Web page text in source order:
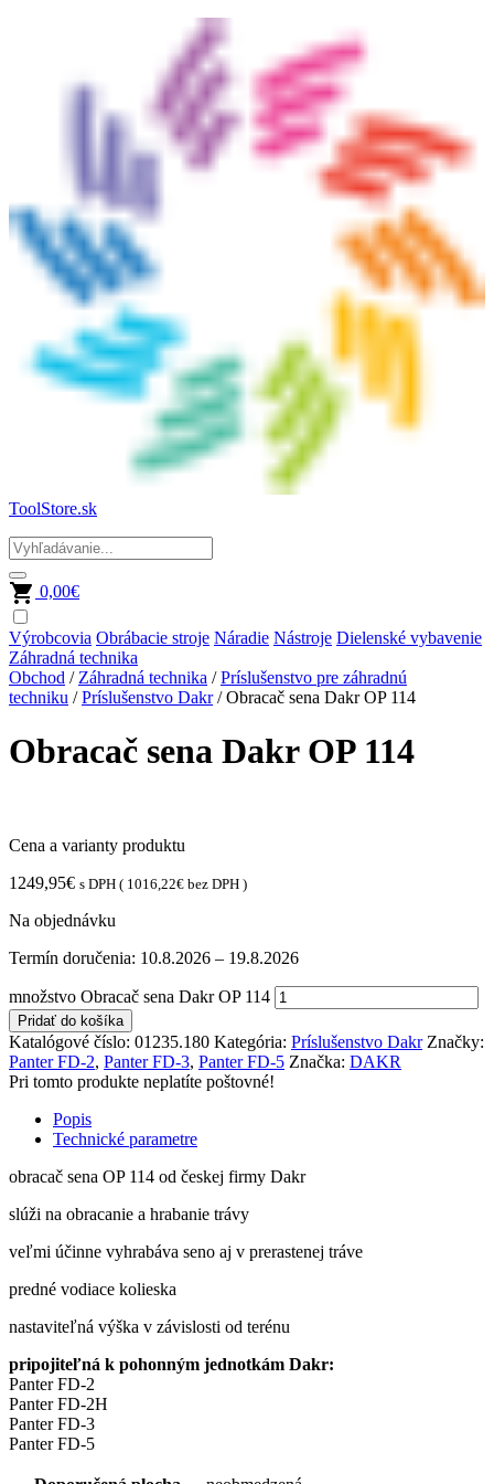
ToolStore.sk
0,00€
Výrobcovia Obrábacie stroje Náradie Nástroje Dielenské vybavenie
Záhradná technika
Obchod / Záhradná technika /Príslušenstvo pre záhradnú
techniku /Príslušenstvo Dakr/ Obracač sena Dakr OP 114
Obracač sena Dakr OP 114
Cena a varianty produktu
1249,95€ s DPH ( 1016,22€ bez DPH )
Na objednávku
Termín doručenia: 10.8.2026 – 19.8.2026
množstvo Obracač sena Dakr OP 114
Pridať do košíka
Katalógové číslo: 01235.180 Kategória: Príslušenstvo Dakr Značky:
Panter FD-2, Panter FD-3, Panter FD-5 Značka: DAKR
Pri tomto produkte neplatíte poštovné!
Popis
Technické parametre
obracač sena OP 114 od českej firmy Dakr
slúži na obracanie a hrabanie trávy
veľmi účinne vyhrabáva seno aj v prerastenej tráve
predné vodiace kolieska
nastaviteľná výška v závislosti od terénu
pripojiteľná k pohonným jednotkám Dakr:
Panter FD-2
Panter FD-2H
Panter FD-3
Panter FD-5